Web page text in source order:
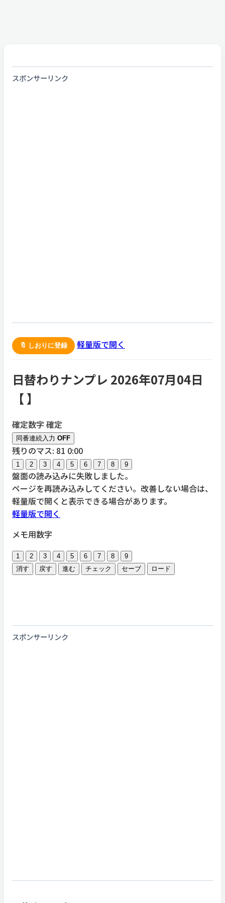
スポンサーリンク
🔖 しおりに登録 軽量版で開く
日替わりナンプレ 2026年07月04日
【】
確定数字 確定
同番連続入力 OFF
残りのマス: 81 0:00
1 2 3 4 5 6 7 8 9
盤面の読み込みに失敗しました。
ページを再読み込みしてください。改善しない場合は、
軽量版で開くと表示できる場合があります。
軽量版で開く
メモ用数字
1 2 3 4 5 6 7 8
9
消す
戻す 進む チェック セーブ ロード
スポンサーリンク